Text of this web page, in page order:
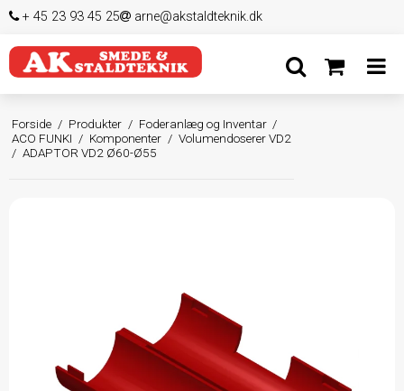
+ 45 23 93 45 25 arne@akstaldteknik.dk
Forside / Produkter / Foderanlæg og Inventar /
ACO FUNKI / Komponenter / Volumendoserer VD2
/ ADAPTOR VD2 Ø60-Ø55